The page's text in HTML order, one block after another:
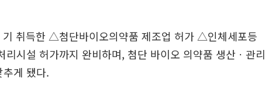
기 취득한 △첨단바이오의약품 제조업 허가 △인체세포등
시설 허가까지 완비하며, 첨단 바이오 의약품 생산ㆍ관리
추게 됐다.